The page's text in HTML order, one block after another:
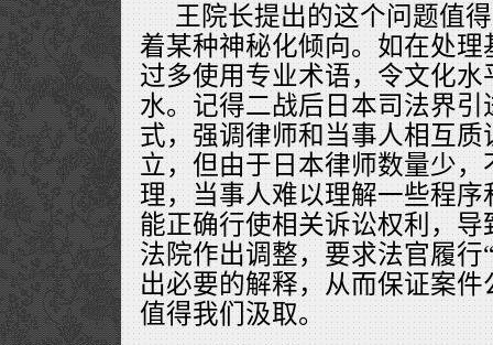
王院长提出的这个问题值
着某种神秘化倾向。如在处
过多使用专业术语，令文化
水。记得二战后日本司法界
式，强调律师和当事人相互
立，但由于日本律师数量少
理，当事人难以理解一些程
能正确行使相关诉讼权利，
法院作出调整，要求法官履行
出必要的解释，从而保证案
值得我们汲取。